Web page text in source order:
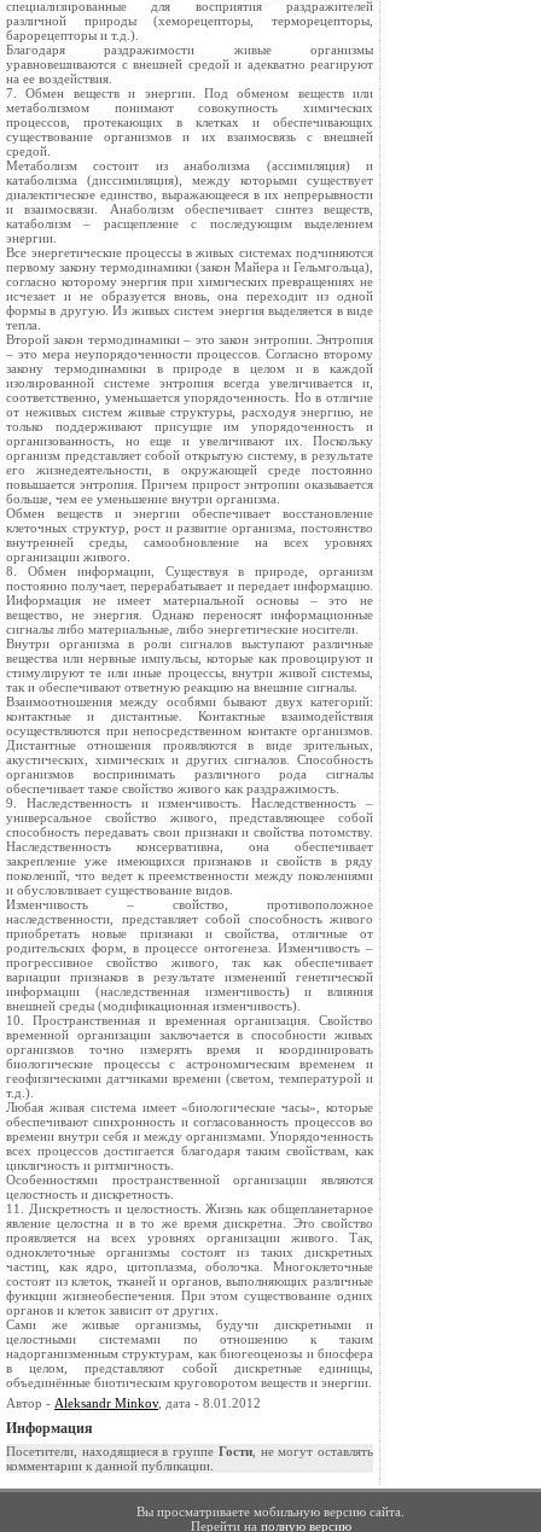
специализированные для восприятия раздражителей
различной природы (хеморецепторы, терморецепторы,
барорецепторы и т.д.).
Благодаря раздражимости живые организмы
уравновешиваются с внешней средой и адекватно реагируют
на ее воздействия.
7. Обмен веществ и энергии. Под обменом веществ или
метаболизмом понимают совокупность химических
процессов, протекающих в клетках и обеспечивающих
существование организмов и их взаимосвязь с внешней
средой.
Метаболизм состоит из анаболизма (ассимиляция) и
катаболизма (диссимиляция), между которыми существует
диалектическое единство, выражающееся в их непрерывности
и взаимосвязи. Анаболизм обеспечивает синтез веществ,
катаболизм – расщепление с последующим выделением
энергии.
Все энергетические процессы в живых системах подчиняются
первому закону термодинамики (закон Майера и Гельмгольца),
согласно которому энергия при химических превращениях не
исчезает и не образуется вновь, она переходит из одной
формы в другую. Из живых систем энергия выделяется в виде
тепла.
Второй закон термодинамики – это закон энтропии. Энтропия
– это мера неупорядоченности процессов. Согласно второму
закону термодинамики в природе в целом и в каждой
изолированной системе энтропия всегда увеличивается и,
соответственно, уменьшается упорядоченность. Но в отличие
от неживых систем живые структуры, расходуя энергию, не
только поддерживают присущие им упорядоченность и
организованность, но еще и увеличивают их. Поскольку
организм представляет собой открытую систему, в результате
его жизнедеятельности, в окружающей среде постоянно
повышается энтропия. Причем прирост энтропии оказывается
больше, чем ее уменьшение внутри организма.
Обмен веществ и энергии обеспечивает восстановление
клеточных структур, рост и развитие организма, постоянство
внутренней среды, самообновление на всех уровнях
организации живого.
8. Обмен информации, Существуя в природе, организм
постоянно получает, перерабатывает и передает информацию.
Информация не имеет материальной основы – это не
вещество, не энергия. Однако переносят информационные
сигналы либо материальные, либо энергетические носители.
Внутри организма в роли сигналов выступают различные
вещества или нервные импульсы, которые как провоцируют и
стимулируют те или иные процессы, внутри живой системы,
так и обеспечивают ответную реакцию на внешние сигналы.
Взаимоотношения между особями бывают двух категорий:
контактные и дистантные. Контактные взаимодействия
осуществляются при непосредственном контакте организмов.
Дистантные отношения проявляются в виде зрительных,
акустических, химических и других сигналов. Способность
организмов воспринимать различного рода сигналы
обеспечивает такое свойство живого как раздражимость.
9. Наследственность и изменчивость. Наследственность –
универсальное свойство живого, представляющее собой
способность передавать свои признаки и свойства потомству.
Наследственность консервативна, она обеспечивает
закрепление уже имеющихся признаков и свойств в ряду
поколений, что ведет к преемственности между поколениями
и обусловливает существование видов.
Изменчивость – свойство, противоположное
наследственности, представляет собой способность живого
приобретать новые признаки и свойства, отличные от
родительских форм, в процессе онтогенеза. Изменчивость –
прогрессивное свойство живого, так как обеспечивает
вариации признаков в результате изменений генетической
информации (наследственная изменчивость) и влияния
внешней среды (модификационная изменчивость).
10. Пространственная и временная организация. Свойство
временной организации заключается в способности живых
организмов точно измерять время и координировать
биологические процессы с астрономическим временем и
геофизическими датчиками времени (светом, температурой и
т.д.).
Любая живая система имеет «биологические часы», которые
обеспечивают синхронность и согласованность процессов во
времени внутри себя и между организмами. Упорядоченность
всех процессов достигается благодаря таким свойствам, как
цикличность и ритмичность.
Особенностями пространственной организации являются
целостность и дискретность.
11. Дискретность и целостность. Жизнь как общепланетарное
явление целостна и в то же время дискретна. Это свойство
проявляется на всех уровнях организации живого. Так,
одноклеточные организмы состоят из таких дискретных
частиц, как ядро, цитоплазма, оболочка. Многоклеточные
состоят из клеток, тканей и органов, выполняющих различные
функции жизнеобеспечения. При этом существование одних
органов и клеток зависит от других.
Сами же живые организмы, будучи дискретными и
целостными системами по отношению к таким
надорганизменным структурам, как биогеоценозы и биосфера
в целом, представляют собой дискретные единицы,
объединённые биотическим круговоротом веществ и энергии.
Автор - Aleksandr Minkov, дата - 8.01.2012
Информация
Посетители, находящиеся в группе Гости, не могут оставлять
комментарии к данной публикации.
Вы просматриваете мобильную версию сайта.
Перейти на полную версию